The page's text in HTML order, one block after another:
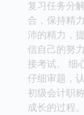
复习任务分
合，保持精
沛的精力，
信自己的努
接考试。 细
仔细审题，
初级会计职
成长的过程